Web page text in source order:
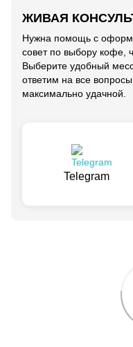
ЖИВАЯ
Нужна помощь с
совет по выбору кофе,
Выберите удобный
ответим на все
максимально удачной.
Telegram